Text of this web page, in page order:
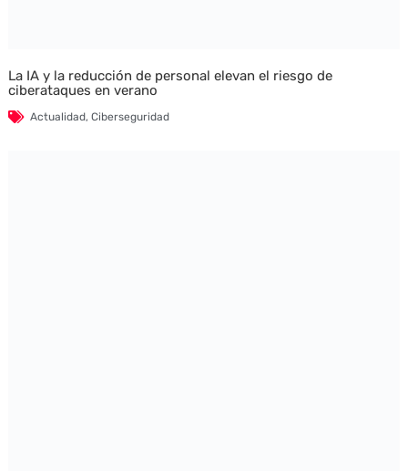
La IA y la reducción de personal elevan el riesgo de
ciberataques en verano
Actualidad, Ciberseguridad